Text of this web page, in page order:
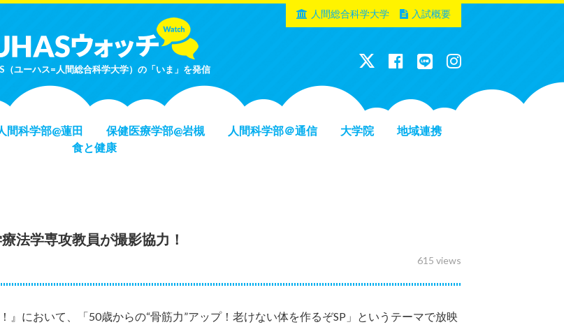
（ユーハス=人間総合科学大学）の「いま」を発信
間科学部@蓮田 保健医療学部@岩槻 人間科学部＠通信 大学院
地域連携
食と健康
人間総合科学大学 入試概要
法学専攻教員が撮影協力！
615 views
』 において、「50歳からの“骨筋力”アップ！老けない体を作るぞSP」というテーマで放映